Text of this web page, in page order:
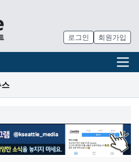
로그인 회원가입